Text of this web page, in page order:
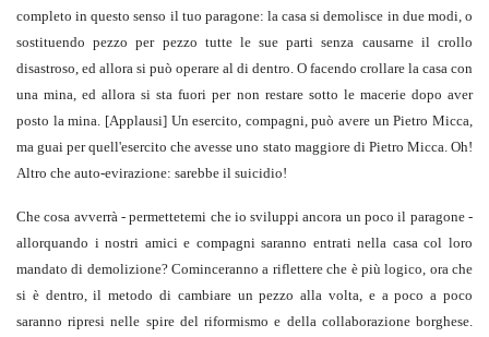
completo in questo senso il tuo paragone: la casa si demolisce in due modi, o
sostituendo pezzo per pezzo tutte le sue parti senza causarne il crollo
disastroso, ed allora si può operare al di dentro. O facendo crollare la casa con
una mina, ed allora si sta fuori per non restare sotto le macerie dopo aver
posto la mina. [Applausi] Un esercito, compagni, può avere un Pietro Micca,
ma guai per quell'esercito che avesse uno stato maggiore di Pietro Micca. Oh!
Altro che auto-evirazione: sarebbe il suicidio!
Che cosa avverrà - permettetemi che io sviluppi ancora un poco il paragone -
allorquando i nostri amici e compagni saranno entrati nella casa col loro
mandato di demolizione? Cominceranno a riflettere che è più logico, ora che
si è dentro, il metodo di cambiare un pezzo alla volta, e a poco a poco
saranno ripresi nelle spire del riformismo e della collaborazione borghese.